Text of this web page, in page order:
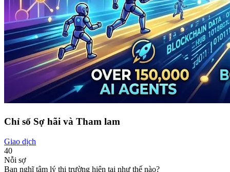
Chỉ số Sợ hãi và Tham lam
Giao dịch
40
Nỗi sợ
Bạn nghĩ tâm lý thị trường hiện tại như thế nào?